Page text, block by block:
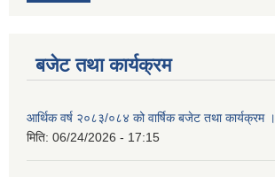
बजेट तथा कार्यक्रम
आर्थिक वर्ष २०८३/०८४ को वार्षिक बजेट तथा कार्यक्रम ।
मिति: 06/24/2026 - 17:15